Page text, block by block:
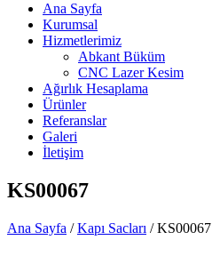
Ana Sayfa
Kurumsal
Hizmetlerimiz
Abkant Büküm
CNC Lazer Kesim
Ağırlık Hesaplama
Ürünler
Referanslar
Galeri
İletişim
KS00067
Ana Sayfa /Kapı Sacları / KS00067